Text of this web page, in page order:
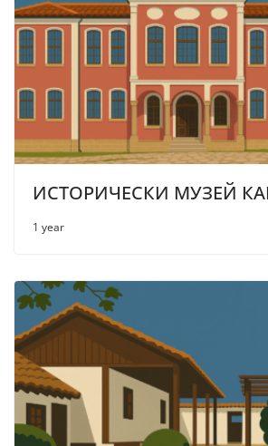
ИСТОРИЧЕСКИ МУЗЕЙ
1 year